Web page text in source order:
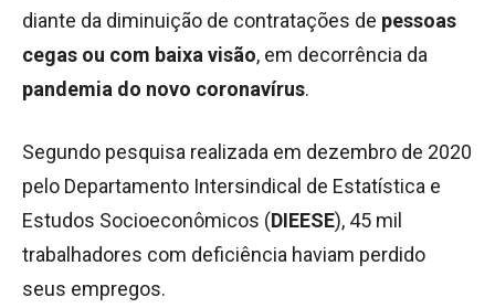
diante da diminuição de contratações de pessoas
cegas ou com baixa visão, em decorrência da
pandemia do novo coronavírus.
Segundo pesquisa realizada em dezembro de 2020
pelo Departamento Intersindical de Estatística e
Estudos Socioeconômicos (DIEESE), 45 mil
trabalhadores com deficiência haviam perdido
seus empregos.